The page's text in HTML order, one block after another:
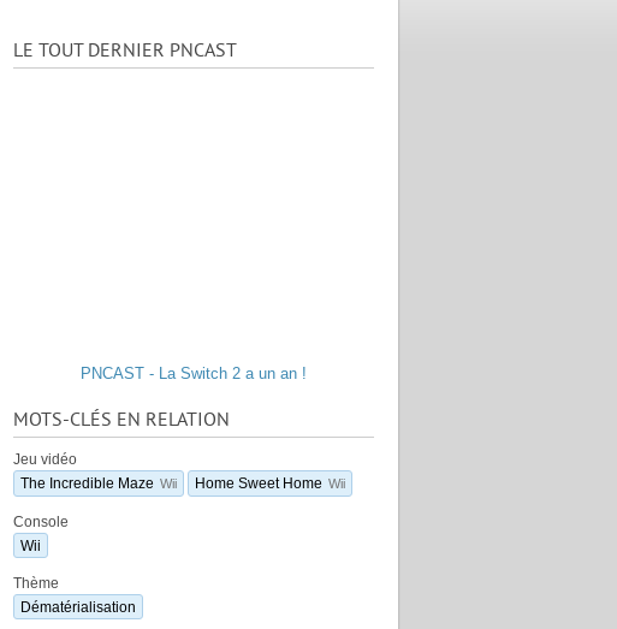
LE TOUT DERNIER PNCAST
PNCAST - La Switch 2 a un an !
MOTS-CLÉS EN RELATION
Jeu vidéo
The Incredible Maze Wii Home Sweet Home Wii
Console
Wii
Thème
Dématérialisation